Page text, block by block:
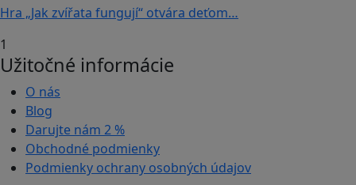
Hra „Jak zvířata fungují“ otvára deťom…
1
Užitočné informácie
O nás
Blog
Darujte nám 2 %
Obchodné podmienky
Podmienky ochrany osobných údajov